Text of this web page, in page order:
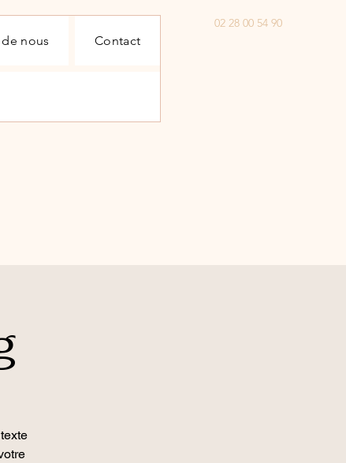
nous Contact
02 28 00 54 90